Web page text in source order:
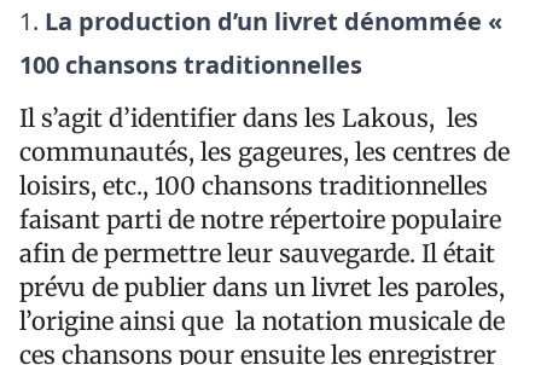
La production d’un livret dénommée «
100 chansons traditionnelles
Il s’agit d’identifier dans les Lakous, les
communautés, les gageures, les centres de
loisirs, etc., 100 chansons traditionnelles
faisant parti de notre répertoire populaire
afin de permettre leur sauvegarde. Il était
prévu de publier dans un livret les paroles,
l’origine ainsi que la notation musicale de
ces chansons pour ensuite les enregistrer